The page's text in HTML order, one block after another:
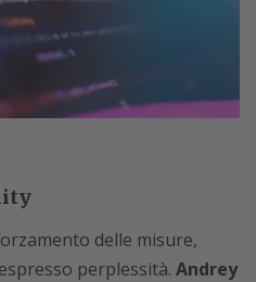
delle misure,
perplessità. Andrey